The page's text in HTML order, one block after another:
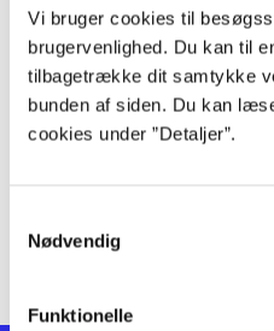
Vi bruger cookies til
brugervenlighed. Du kan til
tilbagetrække dit samtykke
bunden af siden. Du kan
cookies under ”Detaljer”.
Nødvendig
Funktionelle
lorem ipsum dolor sit amet ...
lorem ipsum dolor sit amet ...
lorem ipsum dolor sit amet ...
lorem ipsum dolor sit amet ...
lorem ipsum dolor sit amet ...
lorem ipsum dolor sit amet ...